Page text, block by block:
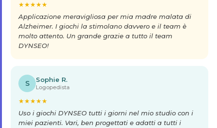
★★★★★
Applicazione meravigliosa per mia madre malata di
Alzheimer. I giochi la stimolano davvero e il team è
molto attento. Un grande grazie a tutto il team
DYNSEO!
S Sophie R.
Logopedista
★★★★★
Uso i giochi DYNSEO tutti i giorni nel mio studio con i
miei pazienti. Vari, ben progettati e adatti a tutti i